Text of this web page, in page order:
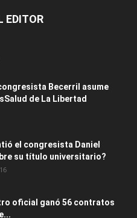
EDITOR
Becerril asume
de La Libertad
el congresista Daniel
su título universitario?
oficial ganó 56 contratos